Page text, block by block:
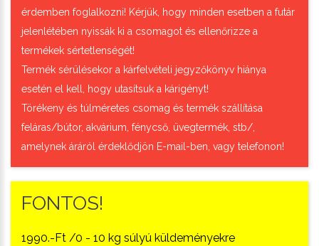
érdemben foglalkozni! Kérjük, hogy minden esetben a futár
jelenlétében nyissák ki a csomagot és ellenőrizze a
termékek sértetlenségét!
Termék sérülésekor a kárfelvételi jegyzőkönyv hiánya
esetén el kell, hogy utasítsuk a kárigényt!
Törékeny és túlméretes csomag és termék szállítása
feláras/bútor, akvárium, fénycső, üvegtermék, stb/,
amelynek áráról érdeklődjön E-mail-ben, vagy telefonon!
FONTOS!
1990.-Ft /0 - 10 kg súlyú küldeményekre